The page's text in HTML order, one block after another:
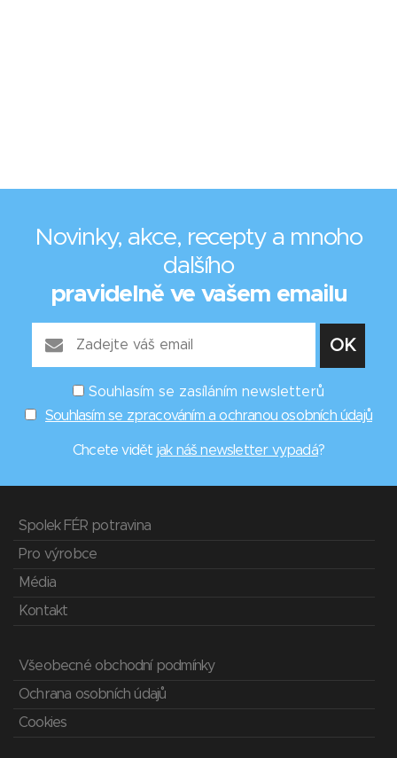
Novinky, akce, recepty a mnoho
dalšího
pravidelně ve vašem emailu
Souhlasím se zasíláním newsletterů
Souhlasím se zpracováním a ochranou osobních údajů
Chcete vidět jak náš newsletter vypadá?
Spolek FÉR potravina
Pro výrobce
Média
Kontakt
Všeobecné obchodní podmínky
Ochrana osobních údajů
Cookies